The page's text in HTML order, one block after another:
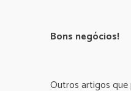
Bons negócios!
Outros artigos que